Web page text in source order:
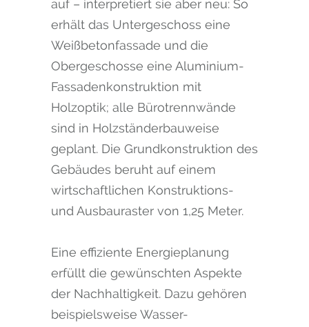
auf – interpretiert sie aber neu: So
erhält das Untergeschoss eine
Weißbetonfassade und die
Obergeschosse eine Aluminium-
Fassadenkonstruktion mit
Holzoptik; alle Bürotrennwände
sind in Holzständerbauweise
geplant. Die Grundkonstruktion des
Gebäudes beruht auf einem
wirtschaftlichen Konstruktions-
und Ausbauraster von 1,25 Meter.
Eine effiziente Energieplanung
erfüllt die gewünschten Aspekte
der Nachhaltigkeit. Dazu gehören
beispielsweise Wasser-